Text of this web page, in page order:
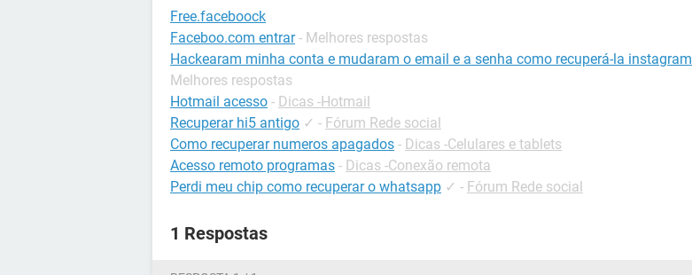
Free.faceboock
Faceboo.com entrar - Melhores respostas
Hackearam minha conta e mudaram o email e a senha como recuperá-la instagram
Melhores respostas
Hotmail acesso - Dicas -Hotmail
Recuperar hi5 antigo ✓ - Fórum Rede social
Como recuperar numeros apagados - Dicas -Celulares e tablets
Acesso remoto programas - Dicas -Conexão remota
Perdi meu chip como recuperar o whatsapp ✓ - Fórum Rede social
1 Respostas